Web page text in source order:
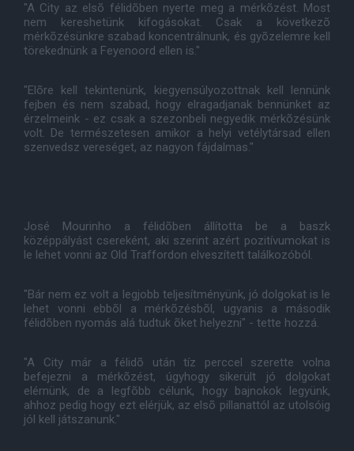
"A City az elsõ félidõben nyerte meg a mérkõzést. Most
nem kereshetünk kifogásokat. Csak a következõ
mérkõzésünkre szabad koncentrálnunk, és gyõzelemre kell
törekednünk a Feyenoord ellen is."
"Elõre kell tekintenünk, kiegyensúlyozottnak kell lennünk
fejben és nem szabad, hogy elragadjanak bennünket az
érzelmeink - ez csak a szezonbeli negyedik mérkõzésünk
volt. De természetesen amikor a helyi vetélytársad ellen
szenvedsz vereséget, az nagyon fájdalmas."
José Mourinho a félidõben állította be a baszk
középpályást csereként, aki szerint azért pozitívumokat is
le lehet vonni az Old Traffordon elveszített találkozóból.
"Bár nem ez volt a legjobb teljesítményünk, jó dolgokat is le
lehet vonni ebbõl a mérkõzésbõl, ugyanis a második
félidõben nyomás alá tudtuk õket helyezni" - tette hozzá.
"A City már a félidõ után tíz perccel szerette volna
befejezni a mérkõzést, úgyhogy sikerült jó dolgokat
elérnünk, de a legfõbb célunk, hogy bajnokok legyünk,
ahhoz pedig hogy ezt elérjük, az elsõ pillanattól az utolsóig
jól kell játszanunk."